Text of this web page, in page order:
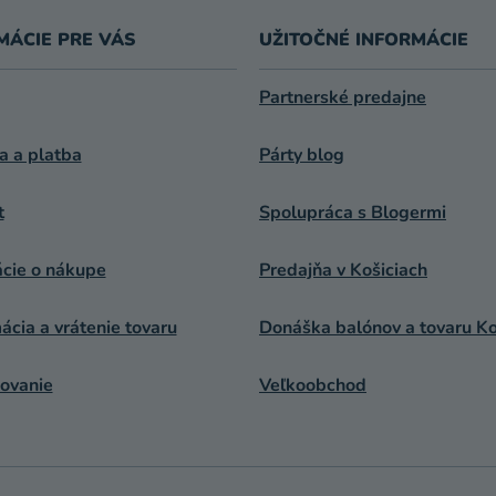
PRE VÁS
a platba
o nákupe
a vrátenie tovaru
UŽITOČNÉ INFORMÁCIE
Partnerské predajne
Párty blog
Spolupráca s Blogermi
Predajňa v Košiciach
Donáška balónov a tovaru
Veľkoobchod